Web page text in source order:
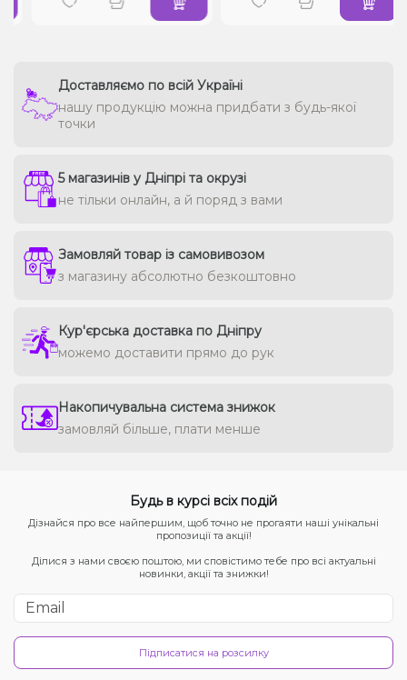
Доставляємо по всій Україні
нашу продукцію можна придбати з будь-якої
точки
5 магазинів у Дніпрі та окрузі
не тільки онлайн, а й поряд з вами
Замовляй товар із самовивозом
з магазину абсолютно безкоштовно
Кур'єрська доставка по Дніпру
можемо доставити прямо до рук
Накопичувальна система знижок
замовляй більше, плати менше
Будь в курсі всіх подій
Дізнайся про все найпершим, щоб точно не прогаяти наші унікальні
пропозиції та акції!
Ділися з нами своєю поштою, ми сповістимо тебе про всі актуальні
новинки, акції та знижки!
Підписатися на розсилку